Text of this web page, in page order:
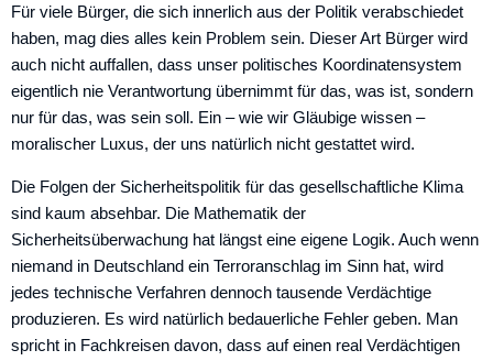
Für viele Bürger, die sich innerlich aus der Politik verabschiedet
haben, mag dies alles kein Problem sein. Dieser Art Bürger wird
auch nicht auffallen, dass unser politisches Koordinatensystem
eigentlich nie Verantwortung übernimmt für das, was ist, sondern
nur für das, was sein soll. Ein – wie wir Gläubige wissen –
moralischer Luxus, der uns natürlich nicht gestattet wird.
Die Folgen der Sicherheitspolitik für das gesellschaftliche Klima
sind kaum absehbar. Die Mathematik der
Sicherheitsüberwachung hat längst eine eigene Logik. Auch wenn
niemand in Deutschland ein Terroranschlag im Sinn hat, wird
jedes technische Verfahren dennoch tausende Verdächtige
produzieren. Es wird natürlich bedauerliche Fehler geben. Man
spricht in Fachkreisen davon, dass auf einen real Verdächtigen